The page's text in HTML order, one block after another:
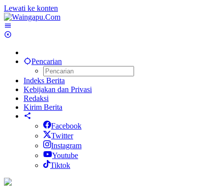
Lewati ke konten
Pencarian
Indeks Berita
Kebijakan dan Privasi
Redaksi
Kirim Berita
Facebook
Twitter
Instagram
Youtube
Tiktok